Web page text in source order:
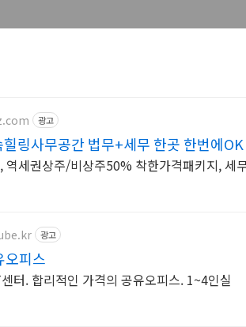
광고
링사무공간 법무+세무 한곳 한번에OK
역세권상주/비상주50% 착한가격패키지, 세
광고
오피스
터. 합리적인 가격의 공유오피스. 1~4인실